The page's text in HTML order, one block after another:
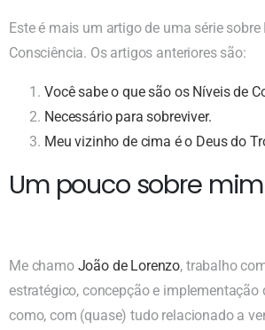
Este é mais um artigo de uma série sobre
Consciência. Os artigos anteriores são:
Você sabe o que são os Níveis de
Necessário para sobreviver.
Meu vizinho de cima é o Deus do
Um pouco sobre mim
Me chamo João de Lorenzo, trabalho
estratégico, concepção e implementação
como, com (quase) tudo relacionado a